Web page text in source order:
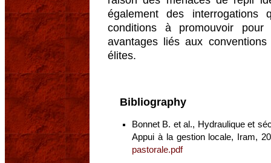
également des interrogations
conditions à promouvoir
avantages liés aux
élites.
Bibliography
Bonnet B. et al., Hydraulique et
Appui à la gestion locale, Iram,
pastorale.pdf